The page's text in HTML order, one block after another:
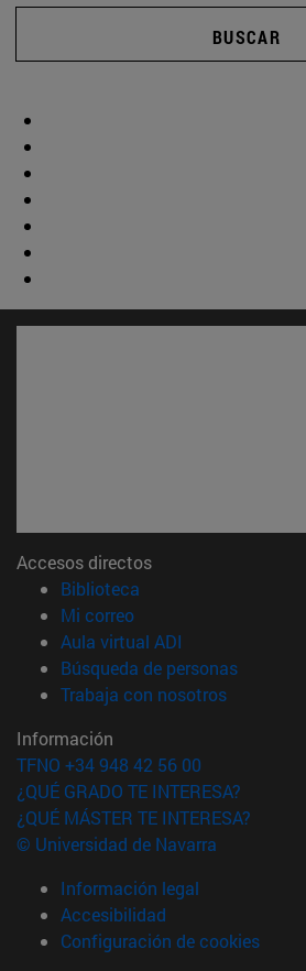
BUSCAR
Accesos directos
Biblioteca
Mi correo(abre en nueva
Aula virtual ADI
Búsqueda de personas(abre en
Trabaja con nosotros(abre en
Información
TFNO +34 948 42 56 00
¿QUÉ GRADO TE INTERESA?
¿QUÉ MÁSTER TE INTERESA?
© Universidad de Navarra
Información legal
Accesibilidad
Configuración de cookies